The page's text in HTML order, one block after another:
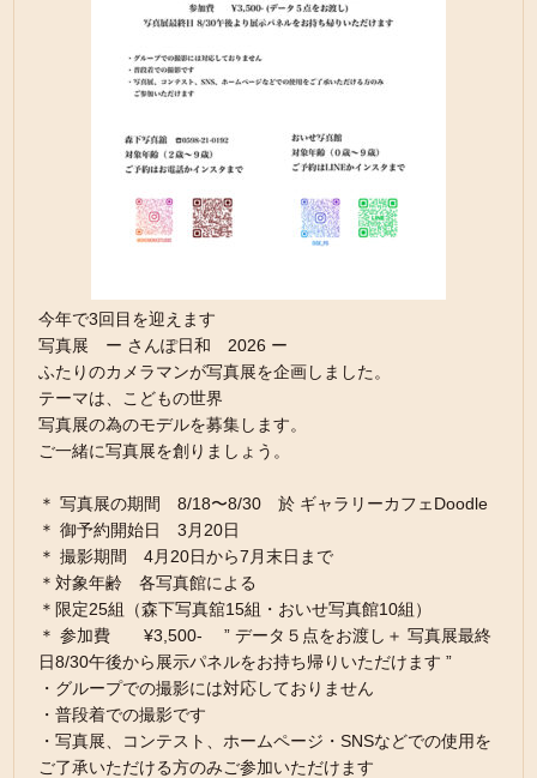
今年で3回目を迎えます
写真展 ー さんぽ日和 2026 ー
ふたりのカメラマンが写真展を企画しました。
テーマは、こどもの世界
写真展の為のモデルを募集します。
ご一緒に写真展を創りましょう。
＊ 写真展の期間 8/18〜8/30 於 ギャラリーカフェDoodle
＊ 御予約開始日 3月20日
＊ 撮影期間 4月20日から7月末日まで
＊対象年齢 各写真館による
＊限定25組（森下写真舘15組・おいせ写真館10組）
＊ 参加費 ¥3,500- ” データ５点をお渡し＋ 写真展最終
日8/30午後から展示パネルをお持ち帰りいただけます ”
・グループでの撮影には対応しておりません
・普段着での撮影です
・写真展、コンテスト、ホームページ・SNSなどでの使用を
ご了承いただける方のみご参加いただけます